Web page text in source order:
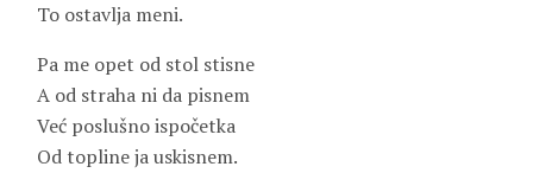
To ostavlja meni.
Pa me opet od stol stisne
A od straha ni da pisnem
Već poslušno ispočetka
Od topline ja uskisnem.